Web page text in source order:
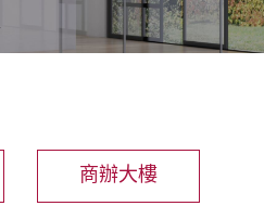
商辦大樓